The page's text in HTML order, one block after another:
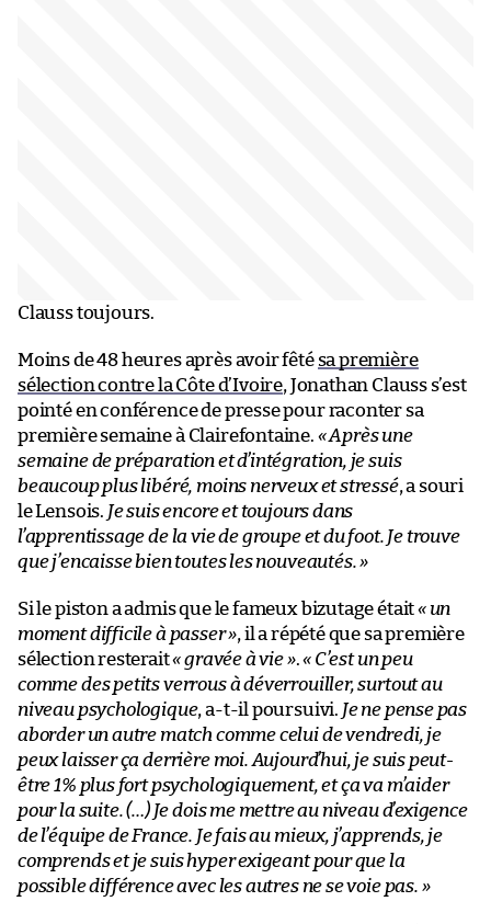
Clauss toujours.
Moins de 48 heures après avoir fêté sa première
sélection contre la Côte d’Ivoire, Jonathan Clauss s’est
pointé en conférence de presse pour raconter sa
première semaine à Clairefontaine. « Après une
semaine de préparation et d’intégration, je suis
beaucoup plus libéré, moins nerveux et stressé, a souri
le Lensois. Je suis encore et toujours dans
l’apprentissage de la vie de groupe et du foot. Je trouve
que j’encaisse bien toutes les nouveautés. »
Si le piston a admis que le fameux bizutage était« un
moment difficile à passer », il a répété que sa première
sélection resterait« gravée à vie ».« C’est un peu
comme des petits verrous à déverrouiller, surtout au
niveau psychologique, a-t-il poursuivi. Je ne pense pas
aborder un autre match comme celui de vendredi, je
peux laisser ça derrière moi. Aujourd’hui, je suis peut-
être 1% plus fort psychologiquement, et ça va m’aider
pour la suite. (…) Je dois me mettre au niveau d’exigence
de l’équipe de France. Je fais au mieux, j’apprends, je
comprends et je suis hyper exigeant pour que la
possible différence avec les autres ne se voie pas. »